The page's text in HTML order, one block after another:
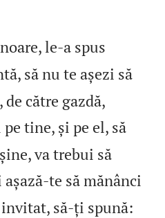
le‑a spus
să nu te așezi să
către gazdă,
tine, și pe el, să
va trebui să
să mănânci
să‑ți spună: